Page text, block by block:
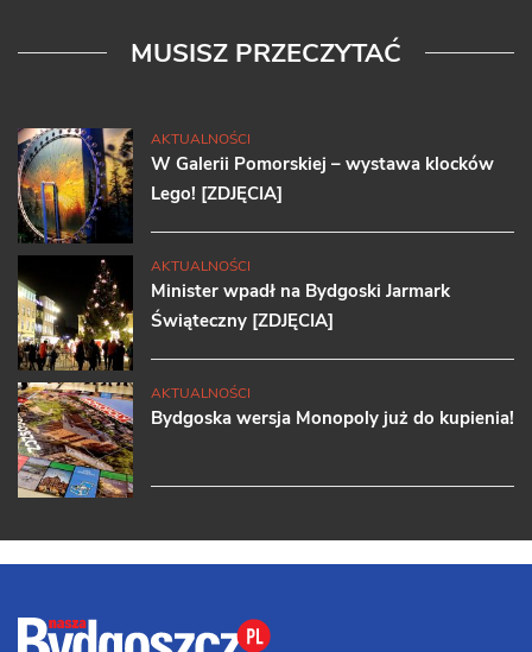
MUSISZ PRZECZYTAĆ
AKTUALNOŚCI
W Galerii Pomorskiej – wystawa klocków
Lego! [ZDJĘCIA]
AKTUALNOŚCI
Minister wpadł na Bydgoski Jarmark
Świąteczny [ZDJĘCIA]
AKTUALNOŚCI
Bydgoska wersja Monopoly już do kupienia!